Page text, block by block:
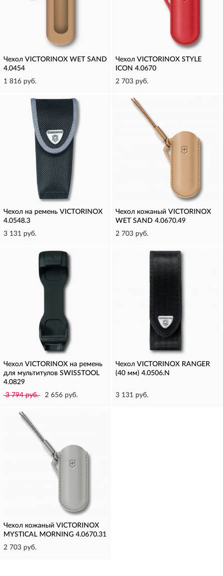
Чехол VICTORINOX WET SAND
4.0454
1 816 руб.
Чехол VICTORINOX STYLE
ICON 4.0670
2 703 руб.
Чехол на ремень VICTORINOX
4.0548.3
3 131 руб.
Чехол кожаный VICTORINOX
WET SAND 4.0670.49
2 703 руб.
Чехол VICTORINOX на ремень
для мультитулов SWISSTOOL
4.0829
3 794 руб.
2 656 руб.
Чехол VICTORINOX RANGER
(40 мм) 4.0506.N
3 131 руб.
Чехол кожаный VICTORINOX
MYSTICAL MORNING 4.0670.31
2 703 руб.